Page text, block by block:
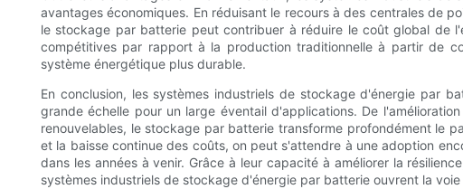
avantages économiques. En réduisant le recours à des centrales de
le stockage par batterie peut contribuer à réduire le coût global de
compétitives par rapport à la production traditionnelle à partir de
système énergétique plus durable.
En conclusion, les systèmes industriels de stockage d'énergie par
grande échelle pour un large éventail d'applications. De
renouvelables, le stockage par batterie transforme profondément le
et la baisse continue des coûts, on peut s'attendre à une adoption
dans les années à venir. Grâce à leur capacité à améliorer la
systèmes industriels de stockage d'énergie par batterie ouvrent la